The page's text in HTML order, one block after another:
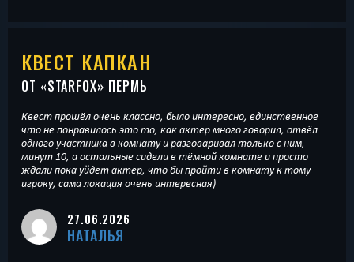
КВЕСТ КАПКАН
ОТ «STARFOX» ПЕРМЬ
Квест прошёл очень классно, было интересно, единственное
что не понравилось это то, как актер много говорил, отвёл
одного участника в комнату и разговаривал только с ним,
минут 10, а остальные сидели в тёмной комнате и просто
ждали пока уйдёт актер, что бы пройти в комнату к тому
игроку, сама локация очень интересная)
27.06.2026
НАТАЛЬЯ